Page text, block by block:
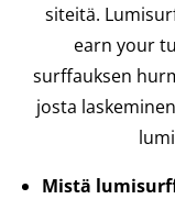
siteitä.
earn your
surffauksen
josta
Mistä